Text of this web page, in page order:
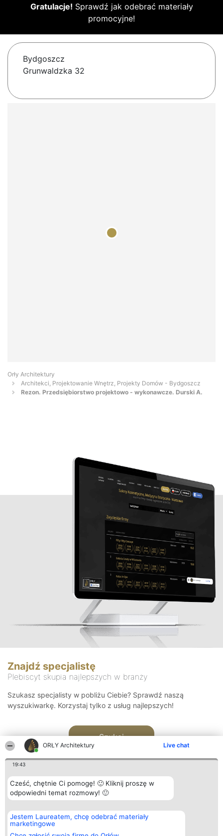
ORŁY Architektury Live chat
19:43
Cześć, chętnie Ci pomogę! 🙂 Kliknij proszę w
odpowiedni temat rozmowy! 🙂
Jestem Laureatem, chcę odebrać materiały
marketingowe
Gratulacje! Sprawdź jak odebrać materiały
promocyjne!
Bydgoszcz
Grunwaldzka 32
Orły Architektury
Architekci, Projektowanie Wnętrz, Projekty Domów - Bydgoszcz
Rezon. Przedsiębiorstwo projektowo - wykonawcze. Durski A.
Znajdź specjalistę
Plebiscyt skupia najlepszych w branży
Szukasz specjalisty w pobliżu Ciebie? Sprawdź naszą
wyszukiwarkę. Korzystaj tylko z usług najlepszych!
Szukaj
Organizator plebiscytu
Bright Side Solutions sp. z o.
o. sp. k.
ul. Ruska 22
Plebiscyt
Laureaci
wszystkich
Kontakt
Kontakt